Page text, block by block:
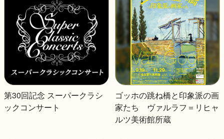
第30回記念 スーパークラシ
ックコンサート
ゴッホの跳ね橋と印象派の画
家たち ヴァルラフ＝リヒャ
ルツ美術館所蔵